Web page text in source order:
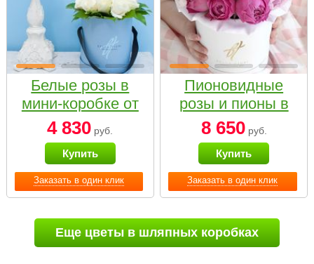
Заказать в один клик
Белые розы в
мини-коробке от
Bella Fiori
4 830 руб.
Купить
Заказать в один клик
Пионовидные
розы и пионы в
белой коробке
Small
8 650руб.
Купить
Еще цветы в шляпных коробках